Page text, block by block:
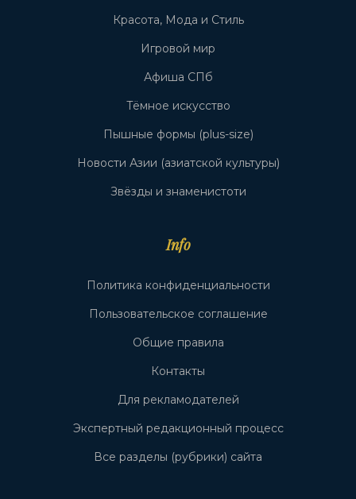
Красота, Мода и Стиль
Игровой мир
Афиша СПб
Тёмное искусство
Пышные формы (plus-size)
Новости Азии (азиатской культуры)
Звёзды и знаменистоти
Info
Политика конфиденциальности
Пользовательское соглашение
Общие правила
Контакты
Для рекламодателей
Экспертный редакционный процесс
Все разделы (рубрики) сайта